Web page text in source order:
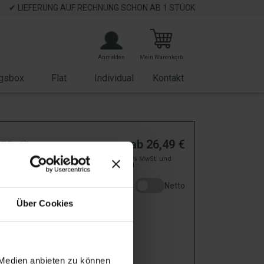
Über Cookies
anbieten zu können
✔ LIEFERUNG AUF RECHNUNG SCHON AB 1 STÜCK
Anmelden Mein Warenkorb
Flat Individual Kontakt
Go –
für
ab 26,49€
zzgl. 19% MwSt. und
Versand
Netto